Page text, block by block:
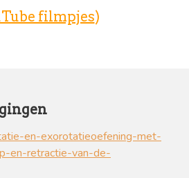
filmpjes)
en-exorotatieoefening-met-
en-retractie-van-de-